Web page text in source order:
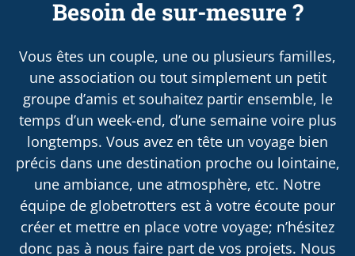
Besoin de sur-mesure ?
Vous êtes un couple, une ou plusieurs familles,
une association ou tout simplement un petit
groupe d’amis et souhaitez partir ensemble, le
temps d’un week-end, d’une semaine voire plus
longtemps. Vous avez en tête un voyage bien
précis dans une destination proche ou lointaine,
une ambiance, une atmosphère, etc. Notre
équipe de globetrotters est à votre écoute pour
créer et mettre en place votre voyage; n’hésitez
donc pas à nous faire part de vos projets. Nous